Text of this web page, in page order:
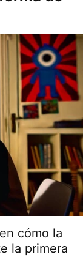
cómo la
la primera